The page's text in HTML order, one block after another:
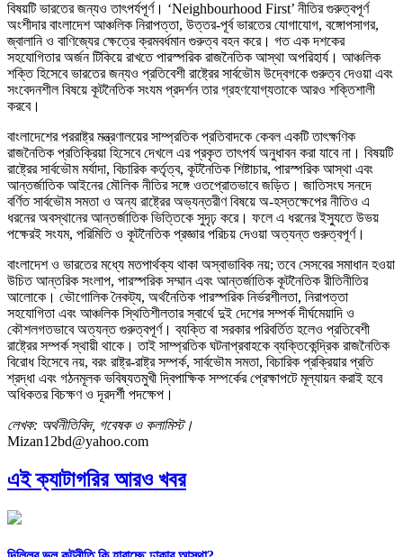
বিষয়টি ভারতের জন্যও তাৎপর্যপূর্ণ। ‘Neighbourhood First’ নীতির গুরুত্বপূর্ণ
অংশীদার বাংলাদেশ আঞ্চলিক নিরাপত্তা, উত্তর-পূর্ব ভারতের যোগাযোগ, বঙ্গোপসাগর,
জ্বালানি ও বাণিজ্যের ক্ষেত্রে ক্রমবর্ধমান গুরুত্ব বহন করে। গত এক দশকের
সহযোগিতার অর্জন টিকিয়ে রাখতে পারস্পরিক রাজনৈতিক আস্থা অপরিহার্য। আঞ্চলিক
শক্তি হিসেবে ভারতের জন্যও প্রতিবেশী রাষ্ট্রের সার্বভৌম উদ্বেগকে গুরুত্ব দেওয়া এবং
সংবেদনশীল বিষয়ে কূটনৈতিক সংযম প্রদর্শন তার গ্রহণযোগ্যতাকে আরও শক্তিশালী
করবে।
বাংলাদেশের পররাষ্ট্র মন্ত্রণালয়ের সাম্প্রতিক প্রতিবাদকে কেবল একটি তাৎক্ষণিক
রাজনৈতিক প্রতিক্রিয়া হিসেবে দেখলে এর প্রকৃত তাৎপর্য অনুধাবন করা যাবে না। বিষয়টি
রাষ্ট্রের সার্বভৌম মর্যাদা, বিচারিক কর্তৃত্ব, কূটনৈতিক শিষ্টাচার, পারস্পরিক আস্থা এবং
আন্তর্জাতিক আইনের মৌলিক নীতির সঙ্গে ওতপ্রোতভাবে জড়িত। জাতিসংঘ সনদে
বর্ণিত সার্বভৌম সমতা ও অন্য রাষ্ট্রের অভ্যন্তরীণ বিষয়ে অ-হস্তক্ষেপের নীতিও এ
ধরনের অবস্থানের আন্তর্জাতিক ভিত্তিকে সুদৃঢ় করে। ফলে এ ধরনের ইস্যুতে উভয়
পক্ষেরই সংযম, পরিমিতি ও কূটনৈতিক প্রজ্ঞার পরিচয় দেওয়া অত্যন্ত গুরুত্বপূর্ণ।
বাংলাদেশ ও ভারতের মধ্যে মতপার্থক্য থাকা অস্বাভাবিক নয়; তবে সেসবের সমাধান হওয়া
উচিত আন্তরিক সংলাপ, পারস্পরিক সম্মান এবং আন্তর্জাতিক কূটনৈতিক রীতিনীতির
আলোকে। ভৌগোলিক নৈকট্য, অর্থনৈতিক পারস্পরিক নির্ভরশীলতা, নিরাপত্তা
সহযোগিতা এবং আঞ্চলিক স্থিতিশীলতার স্বার্থে দুই দেশের সম্পর্ক দীর্ঘমেয়াদি ও
কৌশলগতভাবে অত্যন্ত গুরুত্বপূর্ণ। ব্যক্তি বা সরকার পরিবর্তিত হলেও প্রতিবেশী
রাষ্ট্রের সম্পর্ক স্থায়ী থাকে। তাই সাম্প্রতিক ঘটনাপ্রবাহকে ব্যক্তিকেন্দ্রিক রাজনৈতিক
বিরোধ হিসেবে নয়, বরং রাষ্ট্র-রাষ্ট্র সম্পর্ক, সার্বভৌম সমতা, বিচারিক প্রক্রিয়ার প্রতি
শ্রদ্ধা এবং গঠনমূলক ভবিষ্যতমুখী দ্বিপাক্ষিক সম্পর্কের প্রেক্ষাপটে মূল্যায়ন করাই হবে
অধিকতর বিচক্ষণ ও দূরদর্শী পদক্ষেপ।
লেখক: অর্থনীতিবিদ, গবেষক ও কলামিস্ট।
Mizan12bd@yahoo.com
এই ক্যাটাগরির আরও খবর